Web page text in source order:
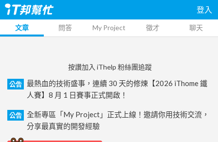
登入
文章 問答 My Project 徵才 聊天
按讚加入 iThelp 粉絲團追蹤
公告
最熱血的技術盛事，連續 30 天的修煉【2026 iThome 鐵
人賽】8 月 1 日賽事正式開啟！
公告
全新專區「My Project」正式上線！邀請你用技術交流，
分享最真實的開發經驗